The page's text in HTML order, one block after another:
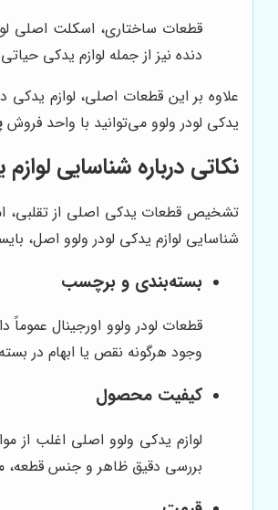
قطعات ساختاری، اسکلت اصلی
دنده نیز از جمله لوازم یدکی
علاوه بر این قطعات اصلی، لوازم یدکی
یدکی لودر ولوو می‌توانید با واحد فروش
نکاتی درباره شناسایی
تشخیص قطعات یدکی اصلی از تقلبی،
شناسایی لوازم یدکی لودر ولوو اصل،
بسته‌بندی و برچسب
قطعات لودر ولوو اورجینال
وجود هرگونه نقص یا ابهام در
کیفیت محصول
لوازم یدکی ولوو اصلی اغلب از
بررسی دقیق ظاهر و جنس قطعه،